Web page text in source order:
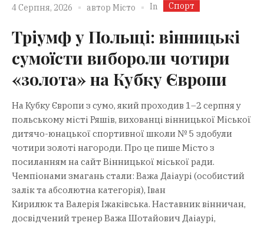
4 Серпня, 2026 автор Місто In Спорт
Тріумф у Польщі: вінницькі
сумоїсти вибороли чотири
«золота» на Кубку Європи
На Кубку Європи з сумо, який проходив 1–2 серпня у
польському місті Ряшів, вихованці вінницької Міської
дитячо-юнацької спортивної школи № 5 здобули
чотири золоті нагороди. Про це пише Місто з
посиланням на сайт Вінницької міської ради.
Чемпіонами змагань стали: Важа Даіаурі (особистий
залік та абсолютна категорія), Іван
Кирилюк та Валерія Іжаківська. Наставник вінничан,
досвідчений тренер Важа Шотайович Даіаурі,